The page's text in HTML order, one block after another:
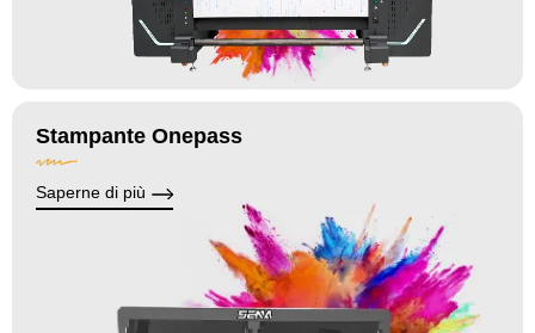
Stampante Onepass
Saperne di più